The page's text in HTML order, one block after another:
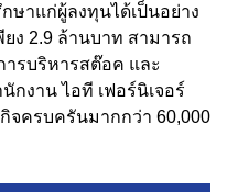
ษาแก่ผู้ลงทุนได้เป็นอย่าง
ง 2.9 ล้านบาท สามารถ
ารบริหารสต๊อค และ
งาน ไอที เฟอร์นิเจอร์
จครบครันมากกว่า 60,000